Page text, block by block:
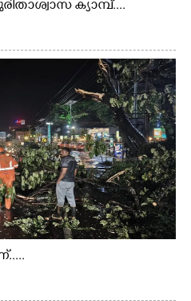
ക്യാമ്പ്....